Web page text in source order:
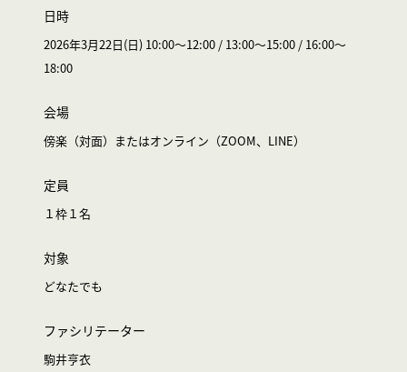
日時
2026年3月22日(日) 10:00〜12:00 / 13:00〜15:00 / 16:00～
18:00
会場
傍楽（対面）またはオンライン（ZOOM、LINE）
定員
１枠１名
対象
どなたでも
ファシリテーター
駒井亨衣